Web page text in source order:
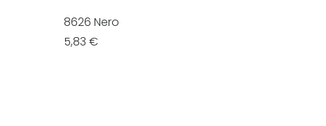
8626 Nero
Prezzo
5,83 €